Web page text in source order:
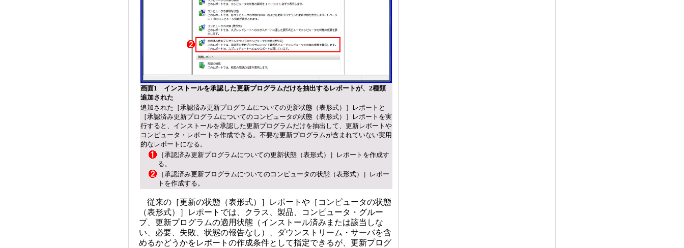
画面1 インストールを承認した更新プログラムだけを抽出するレポートが、2種類
追加された
追加された［承認済み更新プログラムについての更新状態（表形式）］レポートと
［承認済み更新プログラムについてのコンピュータの状態（表形式）］レポートを実
行すると、インストールを承認した更新プログラムだけを抽出して、更新レポートや
コンピュータ・レポートを作成できる。不要な更新プログラムが含まれていない実用
的なレポートになる。
［承認済み更新プログラムについての更新状態（表形式）］レポートを作成す
る。
［承認済み更新プログラムについてのコンピュータの状態（表形式）］レポー
トを作成する。
従来の［更新の状態（表形式）］レポートや［コンピュータの状態
（表形式）］レポートでは、クラス、製品、コンピュータ・グルー
プ、更新プログラムの適用状態（インストール済みまたは該当しな
い、必要、失敗、状態の報告なし）、ダウンストリーム・サーバを含
めるかどうかをレポートの作成条件として指定できるが、更新プログ